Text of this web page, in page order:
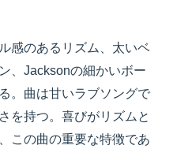
感のあるリズム、太いベ
、Jacksonの細かいボー
。曲は甘いラブソングで
を持つ。喜びがリズムと
この曲の重要な特徴であ